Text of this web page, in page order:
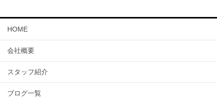
HOME
会社概要
スタッフ紹介
ブログ一覧